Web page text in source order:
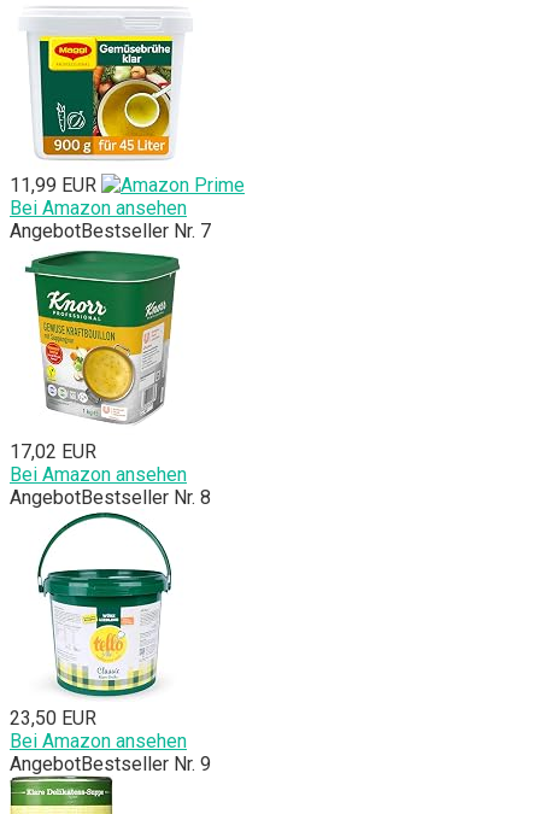
11,99 EUR
Bei Amazon ansehen
AngebotBestseller Nr. 7
17,02 EUR
Bei Amazon ansehen
AngebotBestseller Nr. 8
23,50 EUR
Bei Amazon ansehen
AngebotBestseller Nr. 9